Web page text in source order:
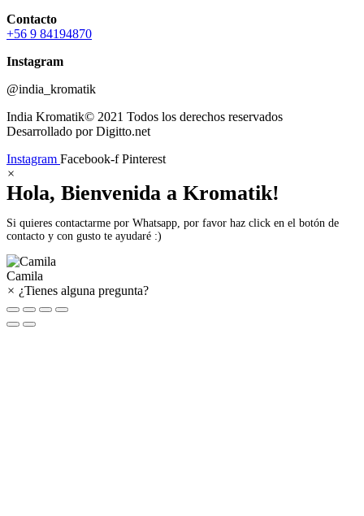
Contacto
+56 9 84194870
Instagram
@india_kromatik
India Kromatik© 2021 Todos los derechos reservados
Desarrollado por Digitto.net
Instagram Facebook-f Pinterest
×
Hola, Bienvenida a Kromatik!
Si quieres contactarme por Whatsapp, por favor haz click en el botón de
contacto y con gusto te ayudaré :)
Camila
× ¿Tienes alguna pregunta?